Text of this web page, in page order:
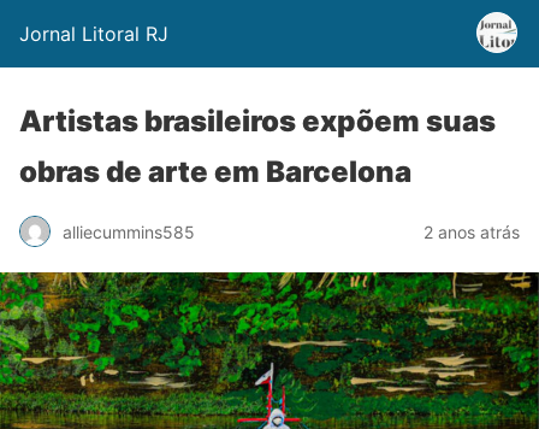
Jornal Litoral RJ
Artistas brasileiros expõem suas
obras de arte em Barcelona
alliecummins585 2 anos atrás